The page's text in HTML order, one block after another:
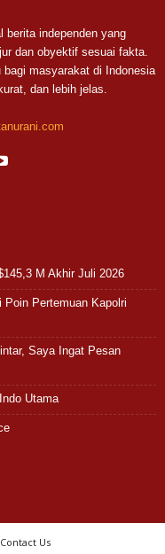
berita independen yang
dan obyektif sesuai fakta.
bagi masyarakat di Indonesia
dan lebih jelas.
M Akhir Juli 2026
Pertemuan Kapolri
Saya Ingat Pesan
Utama
Contact Us